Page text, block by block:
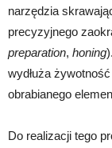
narzędzia
precyzyjnego
preparation, honing
wydłuża
obrabianego
Do realizacji tego